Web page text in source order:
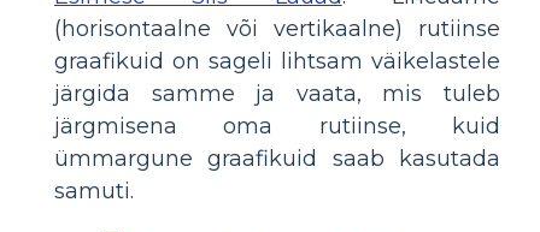
(horisontaalne või vertikaalne) rutiinse
graafikuid on sageli lihtsam väikelastele
järgida samme ja vaata, mis tuleb
järgmisena oma rutiinse, kuid
ümmargune graafikuid saab kasutada
samuti.